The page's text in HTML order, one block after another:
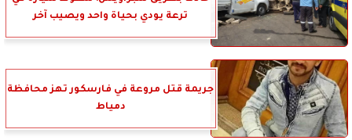
ترعة يودي بحياة واحد ويصيب آخر
جريمة قتل مروعة في فارسكور تهز محافظة
دمياط